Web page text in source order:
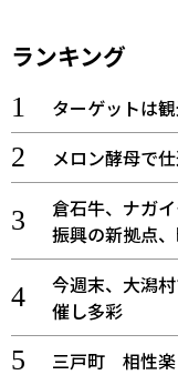
ランキング
ターゲットは
メロン酵母で
倉石牛、ナガ
振興の新拠点
今週末、大潟
催し多彩
三戸町 相性楽